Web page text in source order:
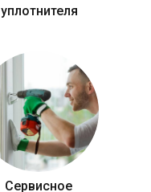
уплотнителя
Сервисное